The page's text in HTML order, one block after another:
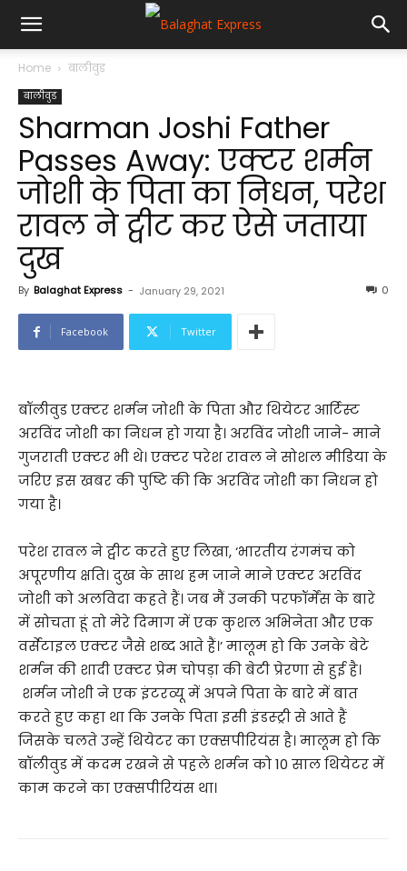
Home बालीवुड
बालीवुड
Sharman Joshi Father
Passes Away: एक्टर शर्मन
जोशी के पिता का निधन, परेश
रावल ने ट्वीट कर ऐसे जताया
दुख
By Balaghat Express - January 29, 2021 0
Facebook Twitter
बॉलीवुड एक्टर शर्मन जोशी के पिता और थियेटर आर्टिस्ट
अरविंद जोशी का निधन हो गया है। अरविंद जोशी जाने- माने
गुजराती एक्टर भी थे। एक्टर परेश रावल ने सोशल मीडिया के
जरिए इस खबर की पुष्टि की कि अरविंद जोशी का निधन हो
गया है।
परेश रावल ने ट्वीट करते हुए लिखा, ‘भारतीय रंगमंच को
अपूरणीय क्षति। दुख के साथ हम जाने माने एक्टर अरविंद
जोशी को अलविदा कहते हैं। जब मैं उनकी परफॉर्मेंस के बारे
में सोचता हूं तो मेरे दिमाग में एक कुशल अभिनेता और एक
वर्सेटाइल एक्टर जैसे शब्द आते हैं।’ मालूम हो कि उनके बेटे
शर्मन की शादी एक्टर प्रेम चोपड़ा की बेटी प्रेरणा से हुई है।
शर्मन जोशी ने एक इंटरव्यू में अपने पिता के बारे में बात
करते हुए कहा था कि उनके पिता इसी इंडस्ट्री से आते हैं
जिसके चलते उन्हें थियेटर का एक्सपीरियंस है। मालूम हो कि
बॉलीवुड में कदम रखने से पहले शर्मन को 10 साल थियेटर में
काम करने का एक्सपीरियंस था।